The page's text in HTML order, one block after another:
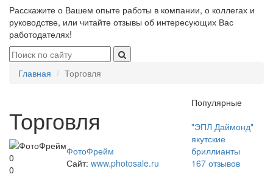
Расскажите о Вашем опыте работы в компании, о коллегах и
руководстве, или читайте отзывы об интересующих Вас
работодателях!
Главная Торговля
Торговля
0
0
ФотоФрейм
Сайт: www.photosale.ru
Популярные
"ЭПЛ Даймонд"
якутские
бриллианты
167отзывов